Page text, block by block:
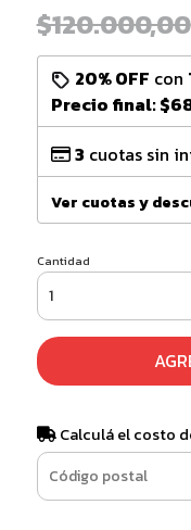
$120.000,00
20% OFF con
Precio final:
3 cuotas sin
Ver cuotas y
Cantidad
Calculá el costo